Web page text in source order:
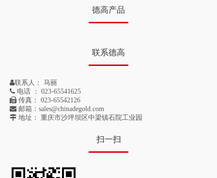
德高产品
联系德高
联系人： 马丽
 电话 ： 023-65541625
 传真： 023-65542126
 邮箱： sales@chinadegold.com
 地址： 重庆市沙坪坝区中梁镇石院工业园
扫一扫